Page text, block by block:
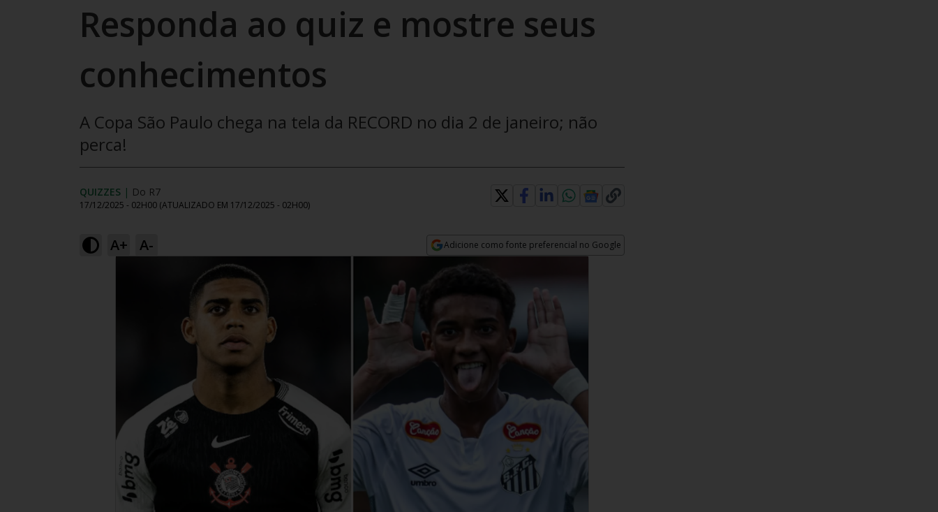
Responda ao quiz e mostre seus
conhecimentos
A Copa São Paulo chega na tela da RECORD no dia 2 de janeiro; não
perca!
QUIZZES | Do R7
17/12/2025 - 02H00 (ATUALIZADO EM 17/12/2025 - 02H00)
A+ A- Adicione como fonte preferencial no Google